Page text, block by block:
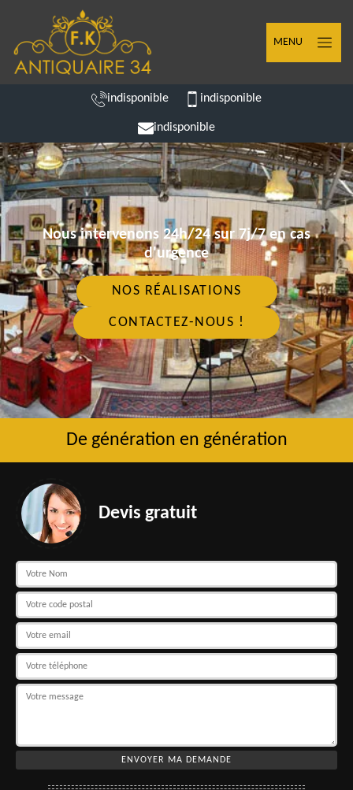
MENU
indisponible indisponible
indisponible
Nous intervenons 24h/24 sur 7j/7 en cas
d'urgence
NOS RÉALISATIONS
CONTACTEZ-NOUS !
De génération en génération
Devis gratuit